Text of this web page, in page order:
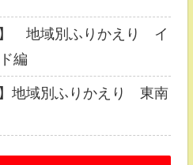
】 地域別ふりかえり イ
編
地域別ふりかえり 東南